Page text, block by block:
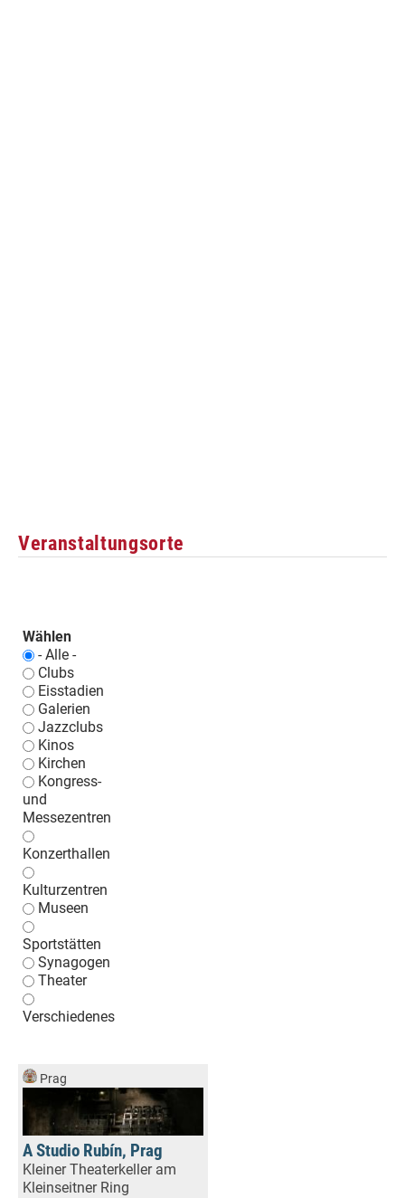
Veranstaltungsorte
Wählen
- Alle -
Clubs
Eisstadien
Galerien
Jazzclubs
Kinos
Kirchen
Kongress-
und
Messezentren
Konzerthallen
Kulturzentren
Museen
Sportstätten
Synagogen
Theater
Verschiedenes
Prag
A Studio Rubín, Prag
Kleiner Theaterkeller am
Kleinseitner Ring